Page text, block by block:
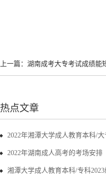
上一篇： 湖南成考大专考试成绩能
热点文章
2022年湘潭大学成人教育本科/大
2022年湖南成人高考的考场安排
湘潭大学成人教育本科/专科